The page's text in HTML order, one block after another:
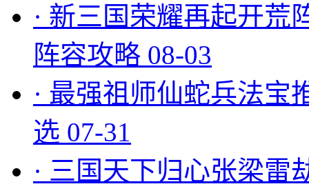
· 新三国荣耀再起开荒
阵容攻略 08-03
· 最强祖师仙蛇兵法宝
选 07-31
· 三国天下归心张梁雷